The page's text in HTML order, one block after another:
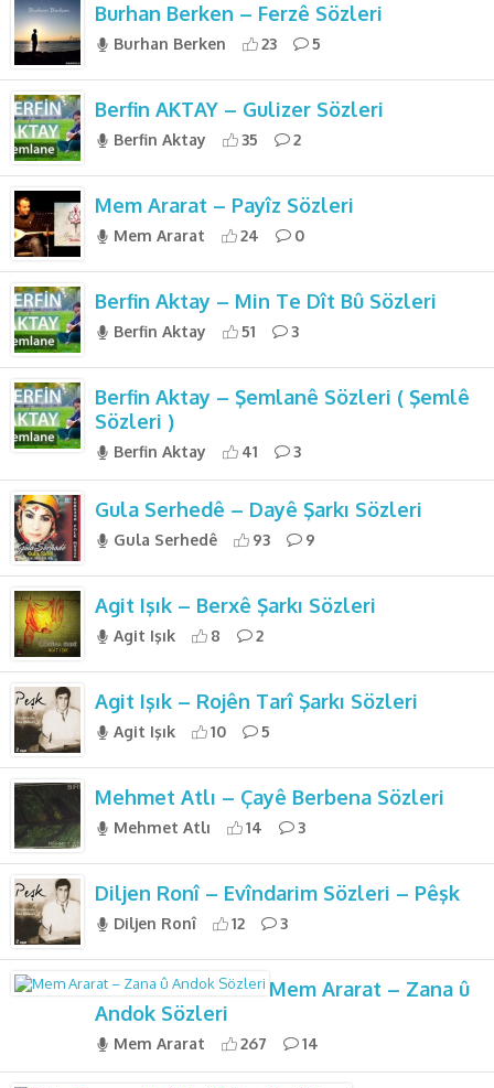
Burhan Berken – Ferzê Sözleri
Burhan Berken 23 5
Berfin AKTAY – Gulizer Sözleri
Berfin Aktay 35 2
Mem Ararat – Payîz Sözleri
Mem Ararat 24 0
Berfin Aktay – Min Te Dît Bû Sözleri
Berfin Aktay 51 3
Berfin Aktay – Şemlanê Sözleri ( Şemlê
Sözleri )
Berfin Aktay 41 3
Gula Serhedê – Dayê Şarkı Sözleri
Gula Serhedê 93 9
Agit Işık – Berxê Şarkı Sözleri
Agit Işık 8 2
Agit Işık – Rojên Tarî Şarkı Sözleri
Agit Işık 10 5
Mehmet Atlı – Çayê Berbena Sözleri
Mehmet Atlı 14 3
Diljen Ronî – Evîndarim Sözleri – Pêşk
Diljen Ronî 12 3
Mem Ararat – Zana û
Andok Sözleri
Mem Ararat 267 14